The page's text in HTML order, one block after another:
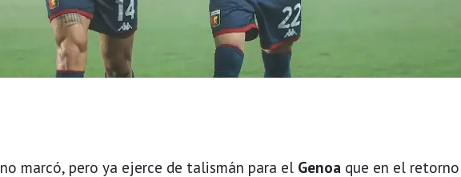
no marcó, pero ya ejerce de talismán para el Genoa que en el retorno